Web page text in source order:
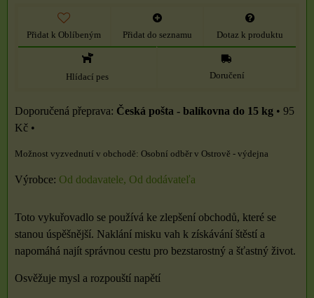
Přidat k Oblíbeným Přidat do seznamu Dotaz k produktu
Hlídací pes Doručení
Česká pošta - balíkovna do 15 kg • 95
Kč •
Osobní odběr v Ostrově - výdejna
Výrobce: Od dodavatele, Od dodávateľa
Toto vykuřovadlo se používá ke zlepšení obchodů, které se
stanou úspěšnější. Naklání misku vah k získávání štěstí a
napomáhá najít správnou cestu pro bezstarostný a šťastný život.
Osvěžuje mysl a rozpouští napětí